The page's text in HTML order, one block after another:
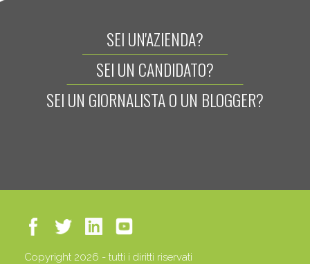
SEI UN'AZIENDA?
SEI UN CANDIDATO?
SEI UN GIORNALISTA O UN BLOGGER?
Copyright 2026 - tutti i diritti riservati